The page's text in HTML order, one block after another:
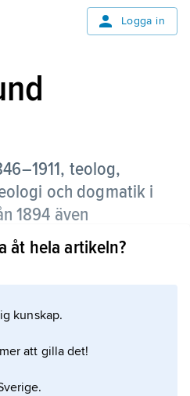
Logga in
teolog,
och dogmatik i
1894 även
inom den evangeliska
Luthers
åt hela artikeln?
kunskap.
att gilla det!